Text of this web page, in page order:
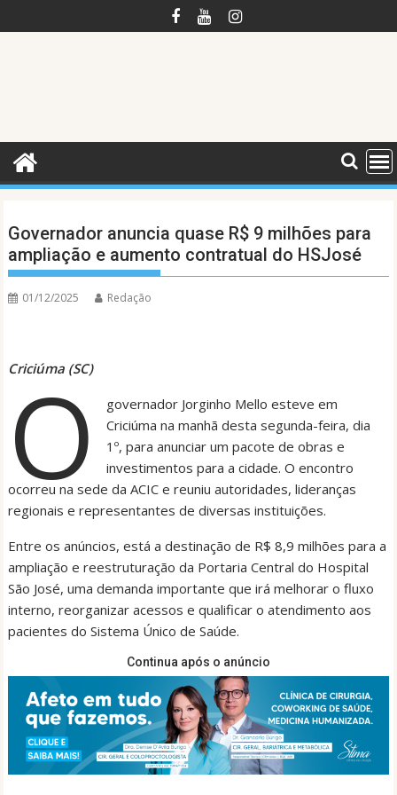
to
Governador anuncia quase R$ 9 milhões para
ampliação e aumento contratual do HSJosé
01/12/2025 Redação
Criciúma (SC)
O
governador Jorginho Mello esteve em
Criciúma na manhã desta segunda-feira, dia
1º, para anunciar um pacote de obras e
investimentos para a cidade. O encontro
ocorreu na sede da ACIC e reuniu autoridades, lideranças
regionais e representantes de diversas instituições.
Entre os anúncios, está a destinação de R$ 8,9 milhões para a
ampliação e reestruturação da Portaria Central do Hospital
São José, uma demanda importante que irá melhorar o fluxo
interno, reorganizar acessos e qualificar o atendimento aos
pacientes do Sistema Único de Saúde.
Continua após o anúncio